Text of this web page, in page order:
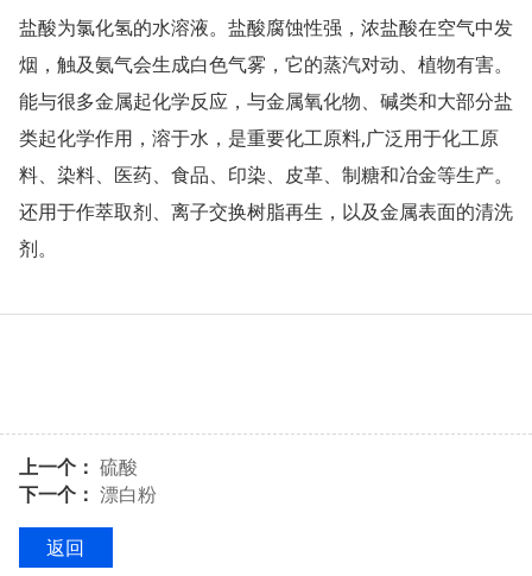
盐酸为氯化氢的水溶液。盐酸腐蚀性强，浓盐酸在空气中发
烟，触及氨气会生成白色气雾，它的蒸汽对动、植物有害。
能与很多金属起化学反应，与金属氧化物、碱类和大部分盐
类起化学作用，溶于水，是重要化工原料,广泛用于化工原
料、染料、医药、食品、印染、皮革、制糖和冶金等生产。
还用于作萃取剂、离子交换树脂再生，以及金属表面的清洗
剂。
上一个： 硫酸
下一个： 漂白粉
返回